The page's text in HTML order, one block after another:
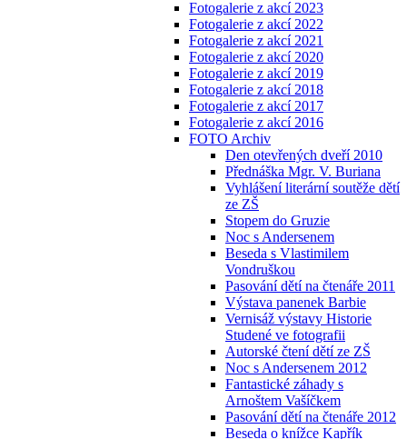
Fotogalerie z akcí 2023
Fotogalerie z akcí 2022
Fotogalerie z akcí 2021
Fotogalerie z akcí 2020
Fotogalerie z akcí 2019
Fotogalerie z akcí 2018
Fotogalerie z akcí 2017
Fotogalerie z akcí 2016
FOTO Archiv
Den otevřených dveří 2010
Přednáška Mgr. V. Buriana
Vyhlášení literární soutěže dětí
ze ZŠ
Stopem do Gruzie
Noc s Andersenem
Beseda s Vlastimilem
Vondruškou
Pasování dětí na čtenáře 2011
Výstava panenek Barbie
Vernisáž výstavy Historie
Studené ve fotografii
Autorské čtení dětí ze ZŠ
Noc s Andersenem 2012
Fantastické záhady s
Arnoštem Vašíčkem
Pasování dětí na čtenáře 2012
Beseda o knížce Kapřík